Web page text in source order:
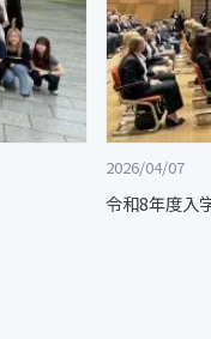
2026/04/07
令和8年度入